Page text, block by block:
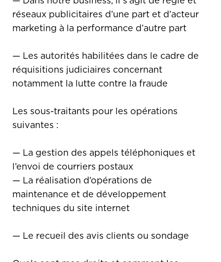
réseaux publicitaires d’une part et d’acteur
marketing à la performance d’autre part
— Les autorités habilitées dans le cadre de
réquisitions judiciaires concernant
notamment la lutte contre la fraude
Les sous-traitants pour les opérations
suivantes :
— La gestion des appels téléphoniques et
l’envoi de courriers postaux
— La réalisation d’opérations de
maintenance et de développement
techniques du site internet
— Le recueil des avis clients ou sondage